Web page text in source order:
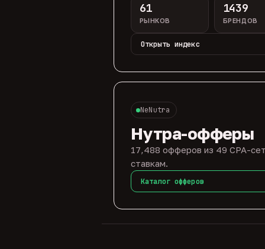
61
РЫНКОВ
1439
БРЕНДОВ
Открыть индекс
NeNutra
Нутра-офферы
17,488 офферов из 49 CPA-
ставкам.
Каталог офферов